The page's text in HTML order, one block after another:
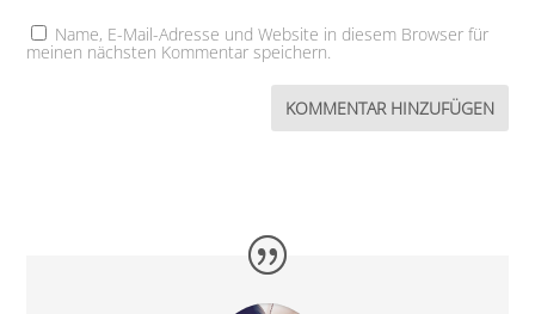
Name, E-Mail-Adresse und Website in diesem Browser für
meinen nächsten Kommentar speichern.